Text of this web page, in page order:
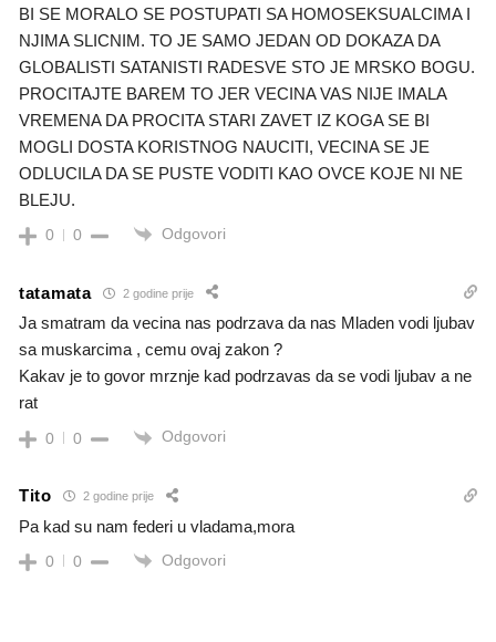
BI SE MORALO SE POSTUPATI SA HOMOSEKSUALCIMA I
NJIMA SLICNIM. TO JE SAMO JEDAN OD DOKAZA DA
GLOBALISTI SATANISTI RADESVE STO JE MRSKO BOGU.
PROCITAJTE BAREM TO JER VECINA VAS NIJE IMALA
VREMENA DA PROCITA STARI ZAVET IZ KOGA SE BI
MOGLI DOSTA KORISTNOG NAUCITI, VECINA SE JE
ODLUCILA DA SE PUSTE VODITI KAO OVCE KOJE NI NE
BLEJU.
0 0 Odgovori
tatamata 2 godine prije
Ja smatram da vecina nas podrzava da nas Mladen vodi ljubav
sa muskarcima , cemu ovaj zakon ?
Kakav je to govor mrznje kad podrzavas da se vodi ljubav a ne
rat
0 0 Odgovori
Tito 2 godine prije
Pa kad su nam federi u vladama,mora
0 0 Odgovori